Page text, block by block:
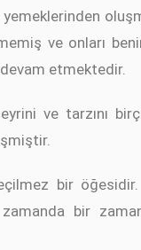
ve onları
etmektedir.
ve tarzını
bir
bir